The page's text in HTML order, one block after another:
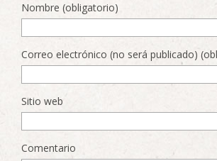
Nombre (obligatorio)
Correo electrónico (no será publicado)
Sitio web
Comentario